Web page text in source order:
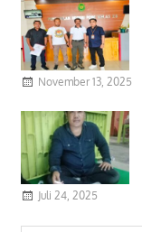
November 13, 2025
Juli 24, 2025